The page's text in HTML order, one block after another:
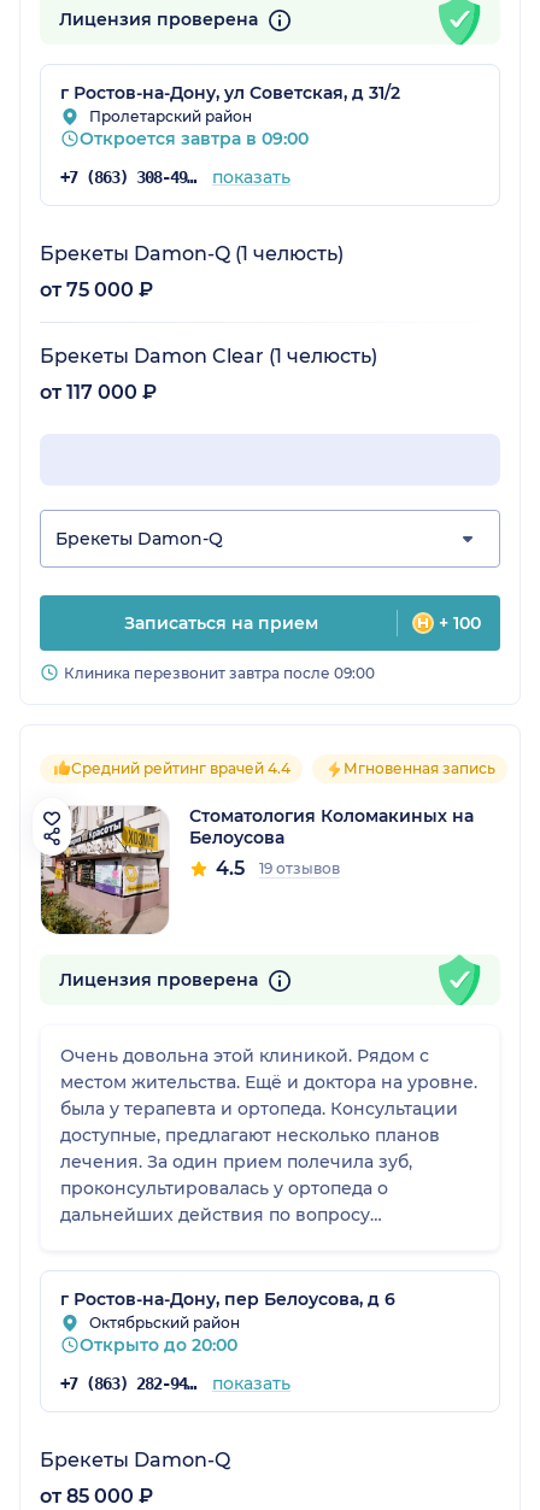
Лицензия проверена
г Ростов-на-Дону, ул Советская, д 31/2
Пролетарский район
Откроется завтра в 09:00
+7 (863) 308-49-71 показать
Брекеты Damon-Q (1 челюсть)
от 75 000 ₽
Брекеты Damon Clear (1 челюсть)
от 117 000 ₽
Брекеты Damon-Q
Записаться на прием + 100
Клиника перезвонит завтра после 09:00
Средний рейтинг врачей 4.4 Мгновенная запись
Стоматология Коломакиных на
Белоусова
4.5 19 отзывов
Лицензия проверена
Очень довольна этой клиникой. Рядом с
местом жительства. Ещё и доктора на уровне.
была у терапевта и ортопеда. Консультации
доступные, предлагают несколько планов
лечения. За один прием полечила зуб,
проконсультировалась у ортопеда о
дальнейших действия по вопросу
г Ростов-на-Дону, пер Белоусова, д 6
Октябрьский район
Открыто до 20:00
+7 (863) 282-94-28 показать
Брекеты Damon-Q
от 85 000 ₽